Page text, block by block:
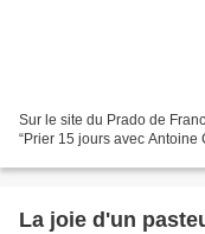
Sur le site du Prado de
“Prier 15 jours avec
La joie d'un